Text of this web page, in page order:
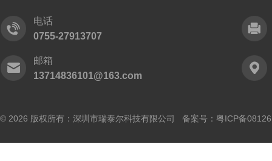
电话
0755-27913707
邮箱
13714836101@163.com
© 2026 版权所有：深圳市瑞泰尔科技有限公司 备案号： 粤ICP备